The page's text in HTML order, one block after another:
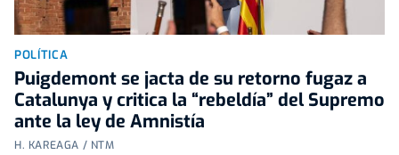
POLÍTICA
Puigdemont se jacta de su retorno fugaz a
Catalunya y critica la “rebeldía” del Supremo
ante la ley de Amnistía
H. KAREAGA / NTM